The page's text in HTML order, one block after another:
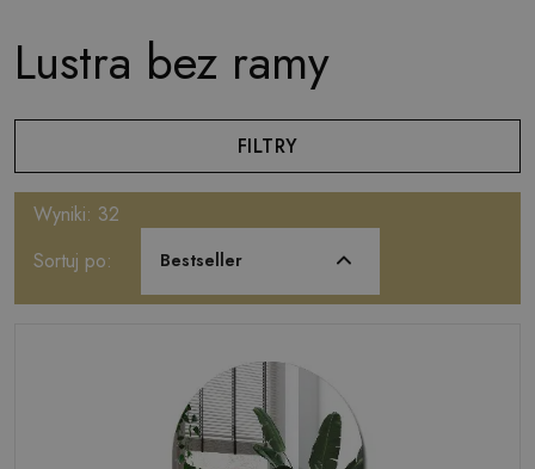
Lustra bez ramy
FILTRY
Wyniki: 32
Sortuj po:
Bestseller